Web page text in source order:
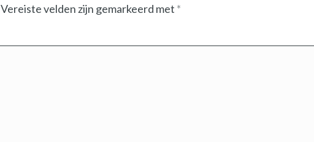
Vereiste velden zijn gemarkeerd met *